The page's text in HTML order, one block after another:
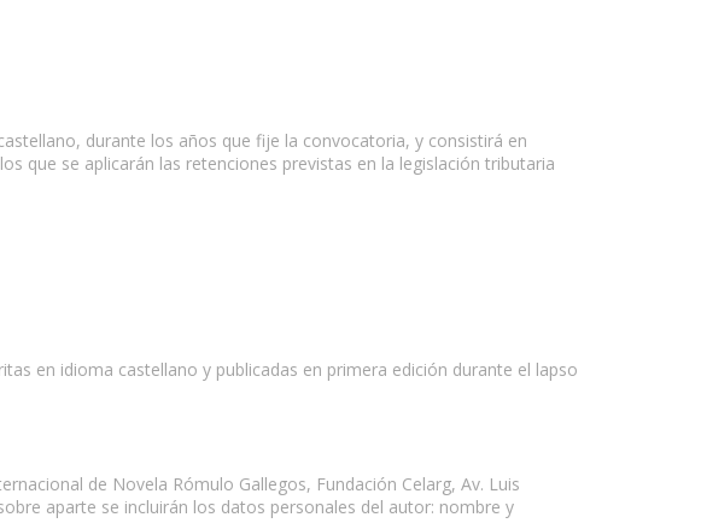
durante los años que fije la convocatoria, y consistirá en
que se aplicarán las retenciones previstas en la legislación tributaria
en idioma castellano y publicadas en primera edición durante el lapso
de Novela Rómulo Gallegos, Fundación Celarg, Av. Luis
aparte se incluirán los datos personales del autor: nombre y